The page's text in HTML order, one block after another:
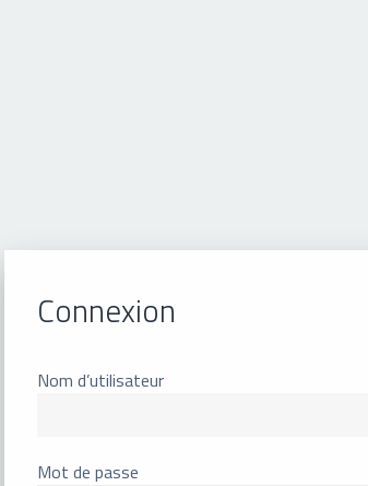
Connexion
Nom d’utilisateur
Mot de passe